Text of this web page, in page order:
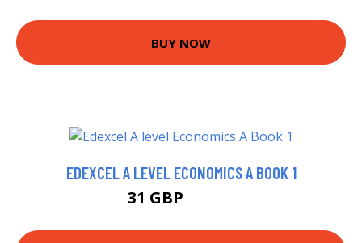
BUY NOW
EDEXCEL A LEVEL ECONOMICS A BOOK 1
31 GBP